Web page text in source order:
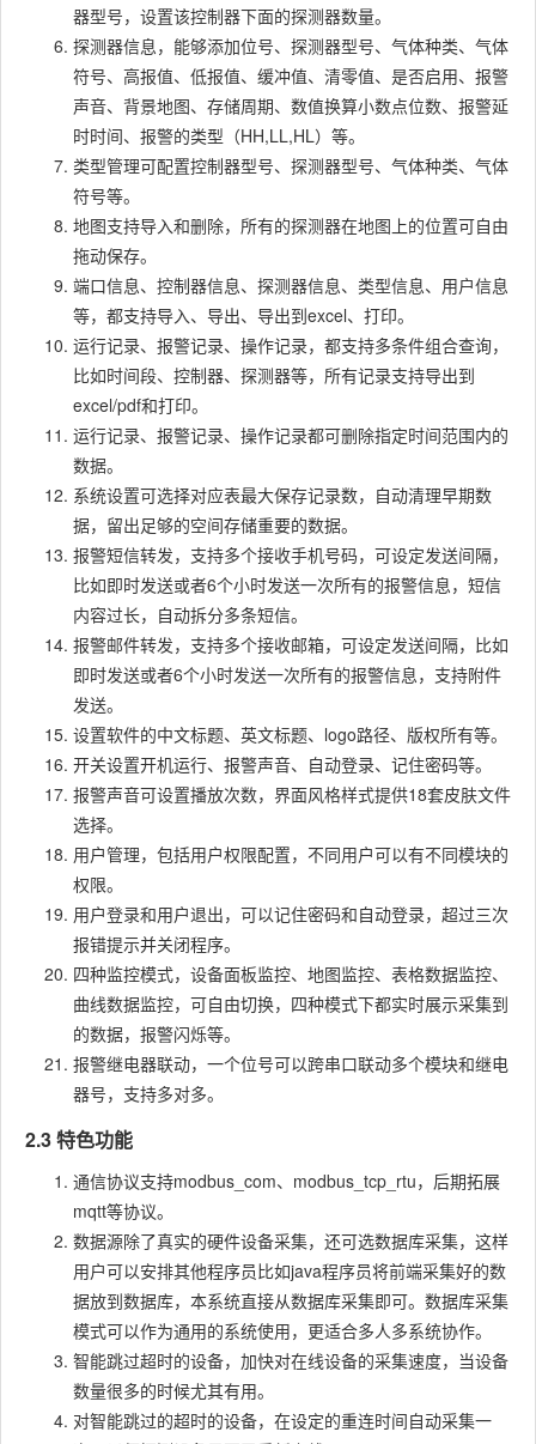
器型号，设置该控制器下面的探测器数量。
探测器信息，能够添加位号、探测器型号、气体种类、气体
符号、高报值、低报值、缓冲值、清零值、是否启用、报警
声音、背景地图、存储周期、数值换算小数点位数、报警延
时时间、报警的类型（HH,LL,HL）等。
类型管理可配置控制器型号、探测器型号、气体种类、气体
符号等。
地图支持导入和删除，所有的探测器在地图上的位置可自由
拖动保存。
端口信息、控制器信息、探测器信息、类型信息、用户信息
等，都支持导入、导出、导出到excel、打印。
运行记录、报警记录、操作记录，都支持多条件组合查询，
比如时间段、控制器、探测器等，所有记录支持导出到
excel/pdf和打印。
运行记录、报警记录、操作记录都可删除指定时间范围内的
数据。
系统设置可选择对应表最大保存记录数，自动清理早期数
据，留出足够的空间存储重要的数据。
报警短信转发，支持多个接收手机号码，可设定发送间隔，
比如即时发送或者6个小时发送一次所有的报警信息，短信
内容过长，自动拆分多条短信。
报警邮件转发，支持多个接收邮箱，可设定发送间隔，比如
即时发送或者6个小时发送一次所有的报警信息，支持附件
发送。
设置软件的中文标题、英文标题、logo路径、版权所有等。
开关设置开机运行、报警声音、自动登录、记住密码等。
报警声音可设置播放次数，界面风格样式提供18套皮肤文件
选择。
用户管理，包括用户权限配置，不同用户可以有不同模块的
权限。
用户登录和用户退出，可以记住密码和自动登录，超过三次
报错提示并关闭程序。
四种监控模式，设备面板监控、地图监控、表格数据监控、
曲线数据监控，可自由切换，四种模式下都实时展示采集到
的数据，报警闪烁等。
报警继电器联动，一个位号可以跨串口联动多个模块和继电
器号，支持多对多。
2.3 特色功能
通信协议支持modbus_com、modbus_tcp_rtu，后期拓展
mqtt等协议。
数据源除了真实的硬件设备采集，还可选数据库采集，这样
用户可以安排其他程序员比如java程序员将前端采集好的数
据放到数据库，本系统直接从数据库采集即可。数据库采集
模式可以作为通用的系统使用，更适合多人多系统协作。
智能跳过超时的设备，加快对在线设备的采集速度，当设备
数量很多的时候尤其有用。
对智能跳过的超时的设备，在设定的重连时间自动采集一